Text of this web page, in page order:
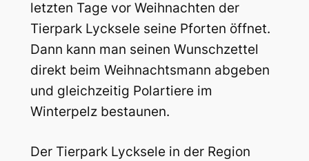
letzten Tage vor Weihnachten der
Tierpark Lycksele seine Pforten öffnet.
Dann kann man seinen Wunschzettel
direkt beim Weihnachtsmann abgeben
und gleichzeitig Polartiere im
Winterpelz bestaunen.
Der Tierpark Lycksele in der Region